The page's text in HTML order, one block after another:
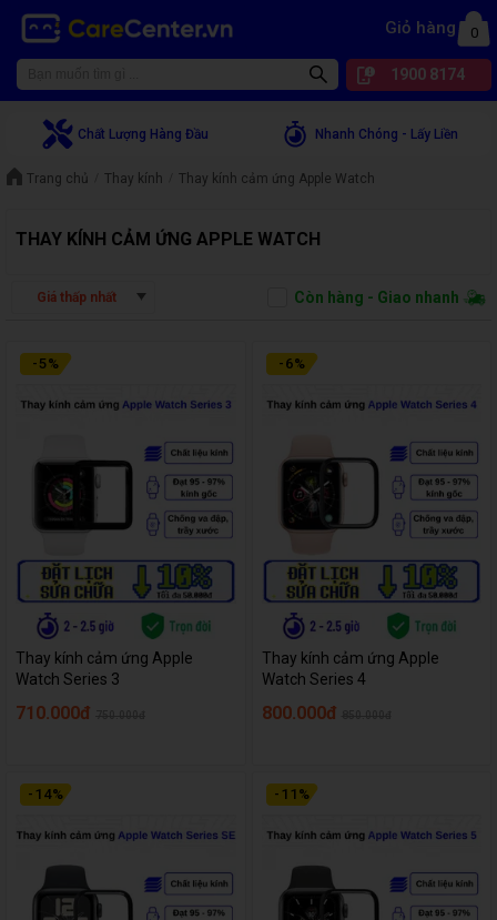
Giỏ hàng 0
1900 8174
Chất Lượng Hàng Đầu Nhanh Chóng - Lấy Liền
Trang chủ Thay kính Thay kính cảm ứng Apple Watch
THAY KÍNH CẢM ỨNG APPLE WATCH
Giá thấp nhất Còn hàng - Giao nhanh
- 5%
Thay kính cảm ứng Apple
Watch Series 3
710.000đ
- 6%
Thay kính cảm ứng Apple
Watch Series 4
800.000đ
- 14% - 11 %